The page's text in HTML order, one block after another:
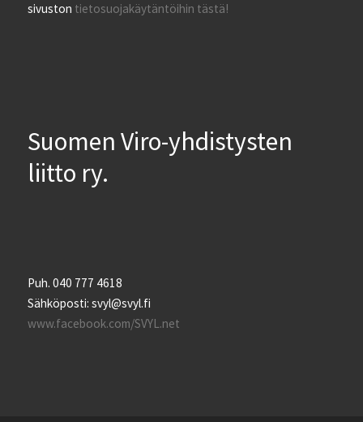
sivuston tietosuojakäytäntöihin tästä!
Suomen Viro-yhdistysten
liitto ry.
Puh. 040 777 4618
Sähköposti: svyl@svyl.fi
www.facebook.com/SVYL.net